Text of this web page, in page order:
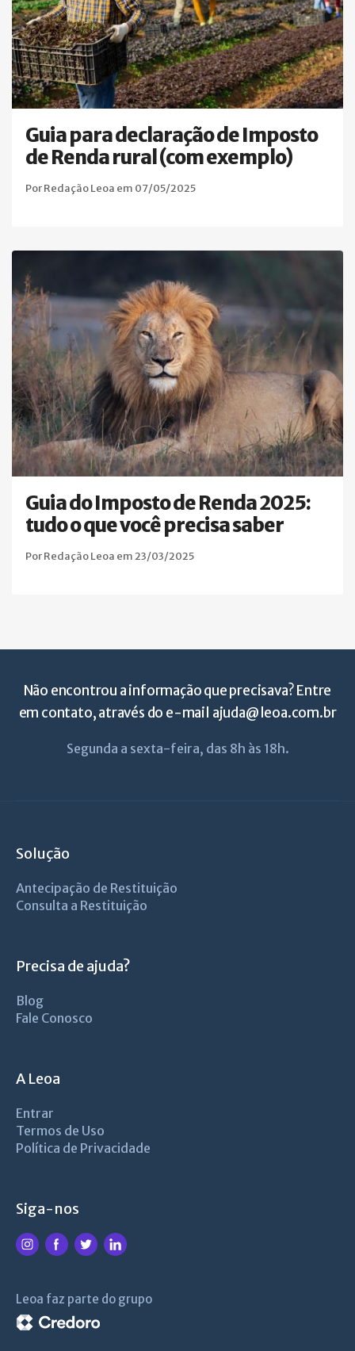
Guia para declaração de Imposto
de Renda rural (com exemplo)
Por Redação Leoa em 07/05/2025
Guia do Imposto de Renda 2025:
tudo o que você precisa saber
Por Redação Leoa em 23/03/2025
Não encontrou a informação que precisava? Entre
em contato, através do e-mail ajuda@leoa.com.br
Segunda a sexta-feira, das 8h às 18h.
Solução
Antecipação de Restituição
Consulta a Restituição
Precisa de ajuda?
Blog
Fale Conosco
A Leoa
Entrar
Termos de Uso
Política de Privacidade
Siga-nos
Leoa faz parte do grupo